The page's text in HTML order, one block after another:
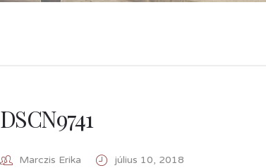
DSCN9741
Marczis Erika július 10, 2018